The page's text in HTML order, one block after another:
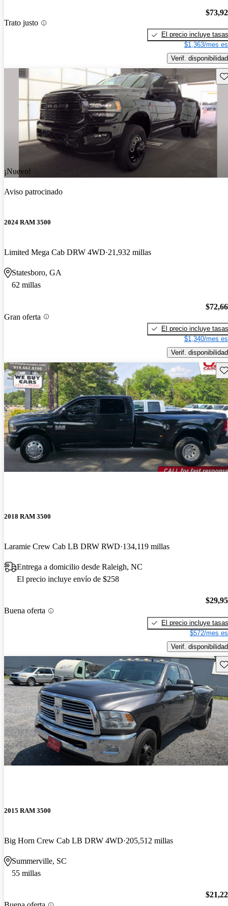
Trato justo
El precio incluye tasas
$1,363/mes
Verif. disponibilidad
¡Nuevo!
Aviso patrocinado
2024 RAM 3500
Limited Mega Cab DRW 4WD 21,932 millas
Statesboro, GA
62 millas
Gran oferta
El precio incluye tasas
$1,340/mes
Verif. disponibilidad
2018 RAM 3500
Laramie Crew Cab LB DRW RWD 134,119 millas
Entrega a domicilio desde Raleigh, NC
El precio incluye envío de $258
Buena oferta
El precio incluye tasas
$572/mes
Verif. disponibilidad
2015 RAM 3500
Big Horn Crew Cab LB DRW 4WD 205,512 millas
Summerville, SC
55 millas